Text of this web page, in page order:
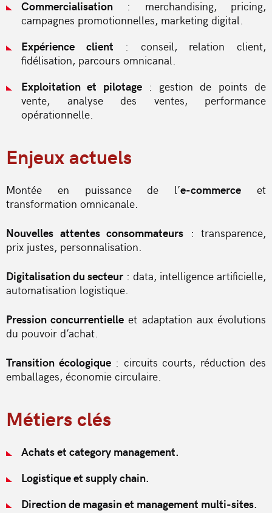
Commercialisation : merchandising, pricing,
campagnes promotionnelles, marketing digital.
Expérience client : conseil, relation client,
fidélisation, parcours omnicanal.
Exploitation et pilotage: gestion de points de
vente, analyse des ventes, performance
opérationnelle.
Enjeux actuels
Montée en puissance de l’e-commerce et
transformation omnicanale.
Nouvelles attentes consommateurs : transparence,
prix justes, personnalisation.
Digitalisation du secteur: data, intelligence artificielle,
automatisation logistique.
Pression concurrentielle et adaptation aux évolutions
du pouvoir d’achat.
Transition écologique: circuits courts, réduction des
emballages, économie circulaire.
Métiers clés
Achats et category management.
Logistique et supply chain.
Direction de magasin et management multi-sites.